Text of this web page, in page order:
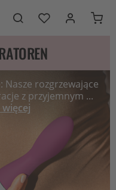
rozgrzewające
z przyjemnym ...